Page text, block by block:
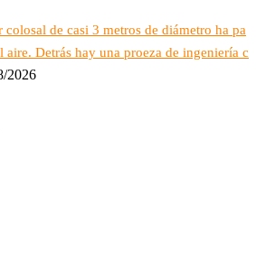
de casi 3 metros de diámetro ha pa
aire. Detrás hay una proeza de ingeniería c
2026